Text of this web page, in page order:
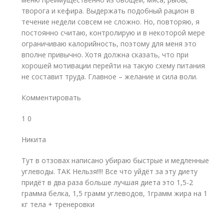
творога и кефира. Выдержать подобный рацион в
течение недели совсем не сложно. Но, повторяю, я
постоянно считаю, контролирую и в некоторой мере
ограничиваю калорийность, поэтому для меня это
вполне привычно. Хотя должна сказать, что при
хорошей мотивации перейти на такую схему питания
не составит труда. Главное – желание и сила воли.
Комментировать
1 0
Никита
Тут в отзовах написано убираю быстрые и медленные
углеводы. ТАК Нельзя!!!! Все что уйдёт за эту диету
придёт в два раза больше лучшая диета это 1,5-2
грамма белка, 1,5 грамм углеводов, 1грамм жира на 1
кг тела + тренеровки